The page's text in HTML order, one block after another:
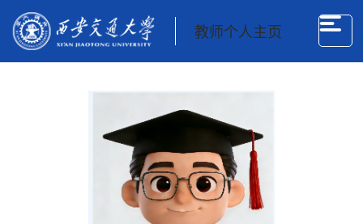
教师个人主页